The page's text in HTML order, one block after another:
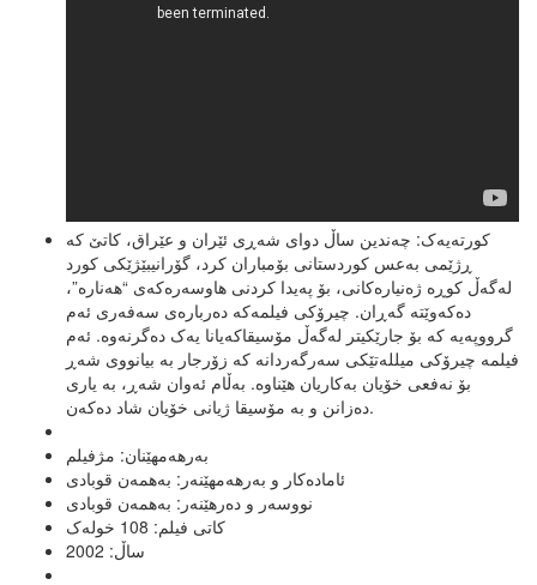
کورتەیەک: چەندین ساڵ دوای شەڕی ئێران و عێراق، کاتێ کە
ڕژێمی بەعس کوردستانی بۆمباران کرد، گۆرانیبێژێکی کورد
لەگەڵ کوڕە ژەنیارەکانی، بۆ پەیدا کردنی هاوسەرەکەی “هەنارە”،
دەکەوێتە گەڕان. چیرۆکی فیلمەکە دەربارەی سەفەری ئەم
گرووپەیە کە بۆ جارێکیتر لەگەڵ مۆسیقاکەیانا یەک دەگرنەوە. ئەم
فیلمە چیرۆکی میللەتێکی سەرگەردانە کە زۆرجار بە بیانووی شەڕ
بۆ نەفعی خۆیان بەکاریان هێناوە. بەڵام ئەوان شەڕ، بە یاری
دەزانن و بە مۆسیقا ژیانی خۆیان شاد دەکەن.
بەرهەمهێنان: مژفیلم
ئامادەکار و بەرهەمهێنەر: بەهمەن قوبادی
نووسەر و دەرهێنەر: بەهمەن قوبادی
کاتی فیلم: 108 خولەک
ساڵ: 2002